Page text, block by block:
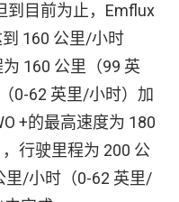
到目前为止，Emflux
160 公里/小时
160 公里（99 英
0-62 英里/小时）加
+的最高速度为 180
行驶里程为 200 公
里/小时（0-62 英里/